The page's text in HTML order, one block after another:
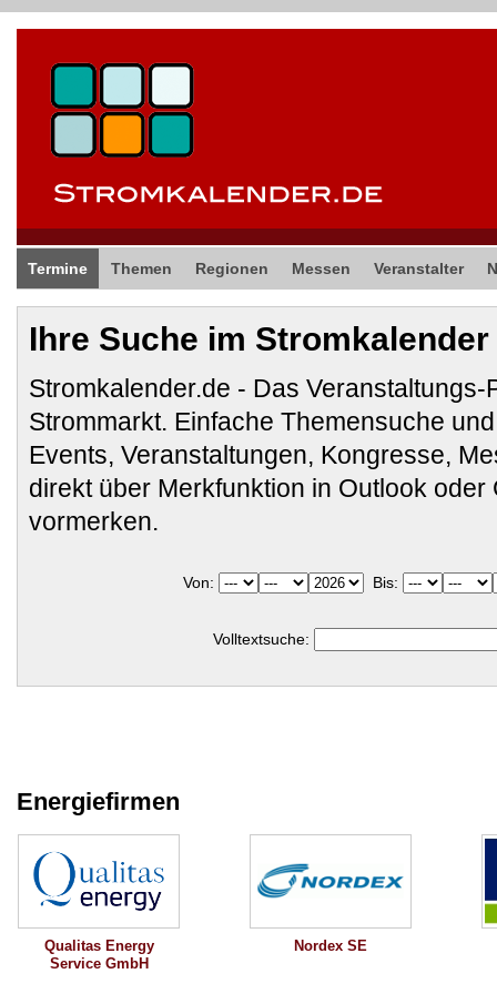
Termine Themen Regionen Messen Veranstalter
Ihre Suche im Stromkalender
Stromkalender.de - Das Veranstaltungs-
Strommarkt. Einfache Themensuche
Events, Veranstaltungen, Kongresse,
direkt über Merkfunktion in Outlook oder
vormerken.
Von: Bis:
Volltextsuche:
Energiefirmen
Qualitas Energy
Service GmbH
Nordex SE